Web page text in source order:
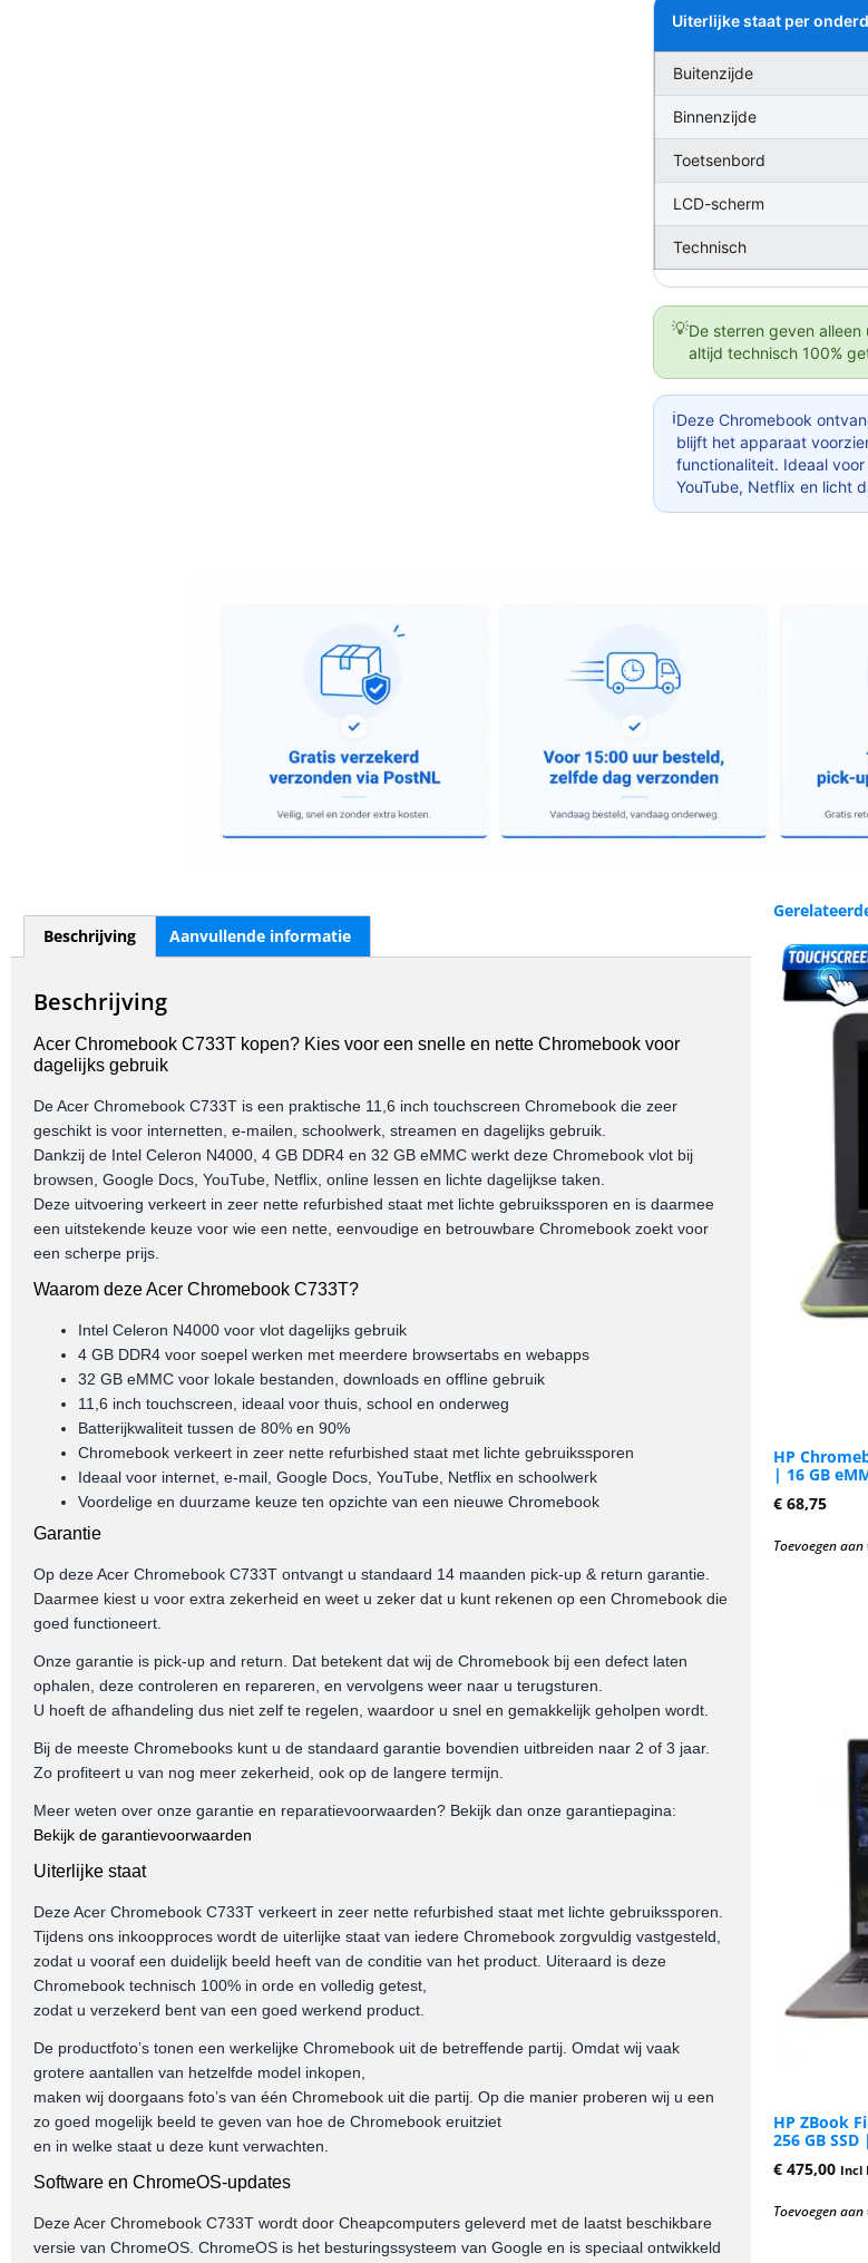
Uiterlijke staat per
Buitenzijde
Binnenzijde
Toetsenbord
LCD-scherm
Technisch
💡De sterren geven
altijd technisch 100%
ℹ️Deze Chromebook
blijft het apparaat
functionaliteit. Ideaal
YouTube, Netflix en licht
Beschrijving Aanvullende informatie
Beschrijving
Acer Chromebook C733T kopen? Kies voor een snelle en nette Chromebook voor
dagelijks gebruik
De Acer Chromebook C733T is een praktische 11,6 inch touchscreen Chromebook die zeer
geschikt is voor internetten, e-mailen, schoolwerk, streamen en dagelijks gebruik.
Dankzij de Intel Celeron N4000, 4 GB DDR4 en 32 GB eMMC werkt deze Chromebook vlot bij
browsen, Google Docs, YouTube, Netflix, online lessen en lichte dagelijkse taken.
Deze uitvoering verkeert in zeer nette refurbished staat met lichte gebruikssporen en is daarmee
een uitstekende keuze voor wie een nette, eenvoudige en betrouwbare Chromebook zoekt voor
een scherpe prijs.
Waarom deze Acer Chromebook C733T?
Intel Celeron N4000 voor vlot dagelijks gebruik
4 GB DDR4 voor soepel werken met meerdere browsertabs en webapps
32 GB eMMC voor lokale bestanden, downloads en offline gebruik
11,6 inch touchscreen, ideaal voor thuis, school en onderweg
Batterijkwaliteit tussen de 80% en 90%
Chromebook verkeert in zeer nette refurbished staat met lichte gebruikssporen
Ideaal voor internet, e-mail, Google Docs, YouTube, Netflix en schoolwerk
Voordelige en duurzame keuze ten opzichte van een nieuwe Chromebook
Garantie
Op deze Acer Chromebook C733T ontvangt u standaard 14 maanden pick-up & return garantie.
Daarmee kiest u voor extra zekerheid en weet u zeker dat u kunt rekenen op een Chromebook die
goed functioneert.
Onze garantie is pick-up and return. Dat betekent dat wij de Chromebook bij een defect laten
ophalen, deze controleren en repareren, en vervolgens weer naar u terugsturen.
U hoeft de afhandeling dus niet zelf te regelen, waardoor u snel en gemakkelijk geholpen wordt.
Bij de meeste Chromebooks kunt u de standaard garantie bovendien uitbreiden naar 2 of 3 jaar.
Zo profiteert u van nog meer zekerheid, ook op de langere termijn.
Meer weten over onze garantie en reparatievoorwaarden? Bekijk dan onze garantiepagina:
Bekijk de garantievoorwaarden
Uiterlijke staat
Deze Acer Chromebook C733T verkeert in zeer nette refurbished staat met lichte gebruikssporen.
Tijdens ons inkoopproces wordt de uiterlijke staat van iedere Chromebook zorgvuldig vastgesteld,
zodat u vooraf een duidelijk beeld heeft van de conditie van het product. Uiteraard is deze
Chromebook technisch 100% in orde en volledig getest,
zodat u verzekerd bent van een goed werkend product.
De productfoto’s tonen een werkelijke Chromebook uit de betreffende partij. Omdat wij vaak
grotere aantallen van hetzelfde model inkopen,
maken wij doorgaans foto’s van één Chromebook uit die partij. Op die manier proberen wij u een
zo goed mogelijk beeld te geven van hoe de Chromebook eruitziet
en in welke staat u deze kunt verwachten.
Software en ChromeOS-updates
Deze Acer Chromebook C733T wordt door Cheapcomputers geleverd met de laatst beschikbare
versie van ChromeOS. ChromeOS is het besturingssysteem van Google en is speciaal ontwikkeld
HP
| 16 GB
€ 68,75
Toevoegen
HP ZBook
256 GB
€ 475,00 Incl
Toevoegen